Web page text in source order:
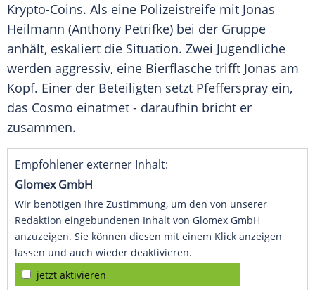
Krypto-Coins. Als eine Polizeistreife mit Jonas
Heilmann (Anthony Petrifke) bei der Gruppe
anhält, eskaliert die Situation. Zwei Jugendliche
werden aggressiv, eine Bierflasche trifft Jonas am
Kopf. Einer der Beteiligten setzt Pfefferspray ein,
das Cosmo einatmet - daraufhin bricht er
zusammen.
Empfohlener externer Inhalt:
Glomex GmbH
Wir benötigen Ihre Zustimmung, um den von unserer
Redaktion eingebundenen Inhalt von Glomex GmbH
anzuzeigen. Sie können diesen mit einem Klick anzeigen
lassen und auch wieder deaktivieren.
jetzt aktivieren